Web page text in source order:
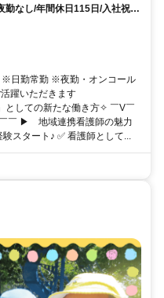
勤なし/年間休日115日/入社祝い
※日勤常勤 ※夜勤・オンコール
躍いただきます
としての新たな働き方✧ ￣V￣
￣ ▶ 地域連携看護師の魅力
スタート♪ ✅ 看護師として...